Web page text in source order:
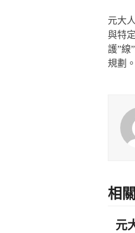
元大
與特
護”線
規劃。
相
元